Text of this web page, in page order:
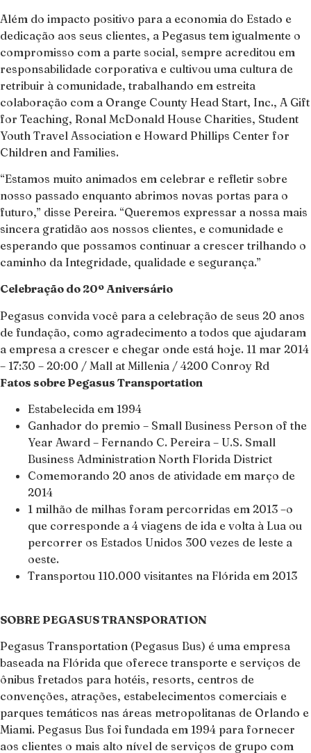
Além do impacto positivo para a economia do Estado e
dedicação aos seus clientes, a Pegasus tem igualmente o
compromisso com a parte social, sempre acreditou em
responsabilidade corporativa e cultivou uma cultura de
retribuir à comunidade, trabalhando em estreita
colaboração com a Orange County Head Start, Inc., A Gift
for Teaching, Ronal McDonald House Charities, Student
Youth Travel Association e Howard Phillips Center for
Children and Families.
“Estamos muito animados em celebrar e refletir sobre
nosso passado enquanto abrimos novas portas para o
futuro,” disse Pereira. “Queremos expressar a nossa mais
sincera gratidão aos nossos clientes, e comunidade e
esperando que possamos continuar a crescer trilhando o
caminho da Integridade, qualidade e segurança.”
Celebração do 20º Aniversário
Pegasus convida você para a celebração de seus 20 anos
de fundação, como agradecimento a todos que ajudaram
a empresa a crescer e chegar onde está hoje. 11 mar 2014
– 17:30 – 20:00 / Mall at Millenia / 4200 Conroy Rd
Fatos sobre Pegasus Transportation
Estabelecida em 1994
Ganhador do premio – Small Business Person of the
Year Award – Fernando C. Pereira – U.S. Small
Business Administration North Florida District
Comemorando 20 anos de atividade em março de
2014
1 milhão de milhas foram percorridas em 2013 –o
que corresponde a 4 viagens de ida e volta à Lua ou
percorrer os Estados Unidos 300 vezes de leste a
oeste.
Transportou 110.000 visitantes na Flórida em 2013
SOBRE PEGASUS TRANSPORATION
Pegasus Transportation (Pegasus Bus) é uma empresa
baseada na Flórida que oferece transporte e serviços de
ônibus fretados para hotéis, resorts, centros de
convenções, atrações, estabelecimentos comerciais e
parques temáticos nas áreas metropolitanas de Orlando e
Miami. Pegasus Bus foi fundada em 1994 para fornecer
aos clientes o mais alto nível de serviços de grupo com